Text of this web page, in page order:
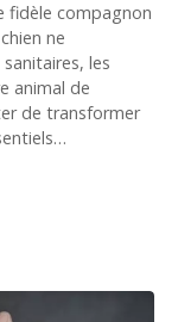
fidèle compagnon
ne
les
animal de
de transformer